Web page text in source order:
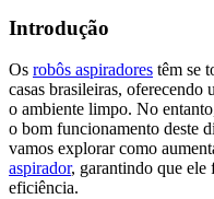
Introdução
Os robôs aspiradores têm se
casas brasileiras, oferecendo
o ambiente limpo. No
o bom funcionamento deste
vamos explorar como
aspirador, garantindo que ele
eficiência.